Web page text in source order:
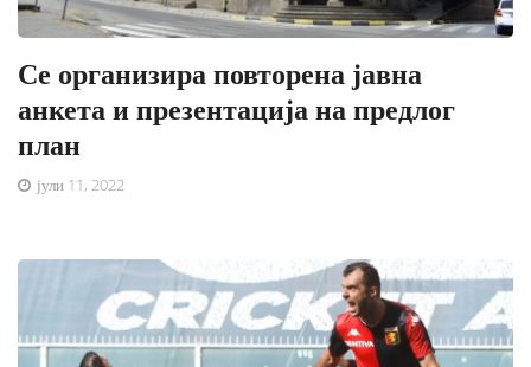
Се организира повторена јавна
анкета и презентација на предлог
план
јули 11, 2022